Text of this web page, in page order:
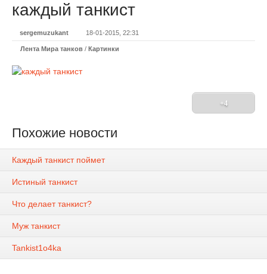
каждый танкист
sergemuzukant 18-01-2015, 22:31
Лента Мира танков / Картинки
+4
Похожие новости
Каждый танкист поймет
Истиный танкист
Что делает танкист?
Муж танкист
Tankist1o4ka